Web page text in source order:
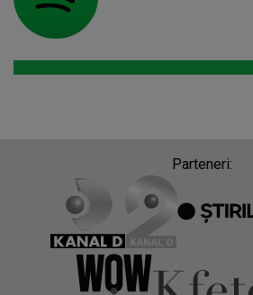
Parteneri: